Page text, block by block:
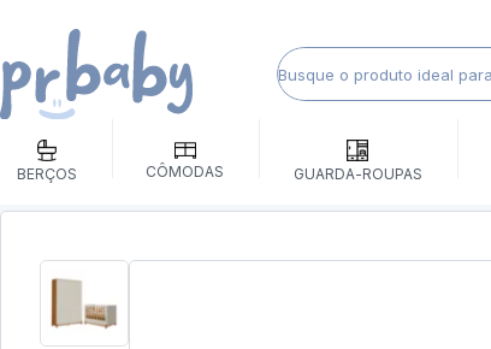
BERÇOS CÔMODAS GUARDA-ROUPAS